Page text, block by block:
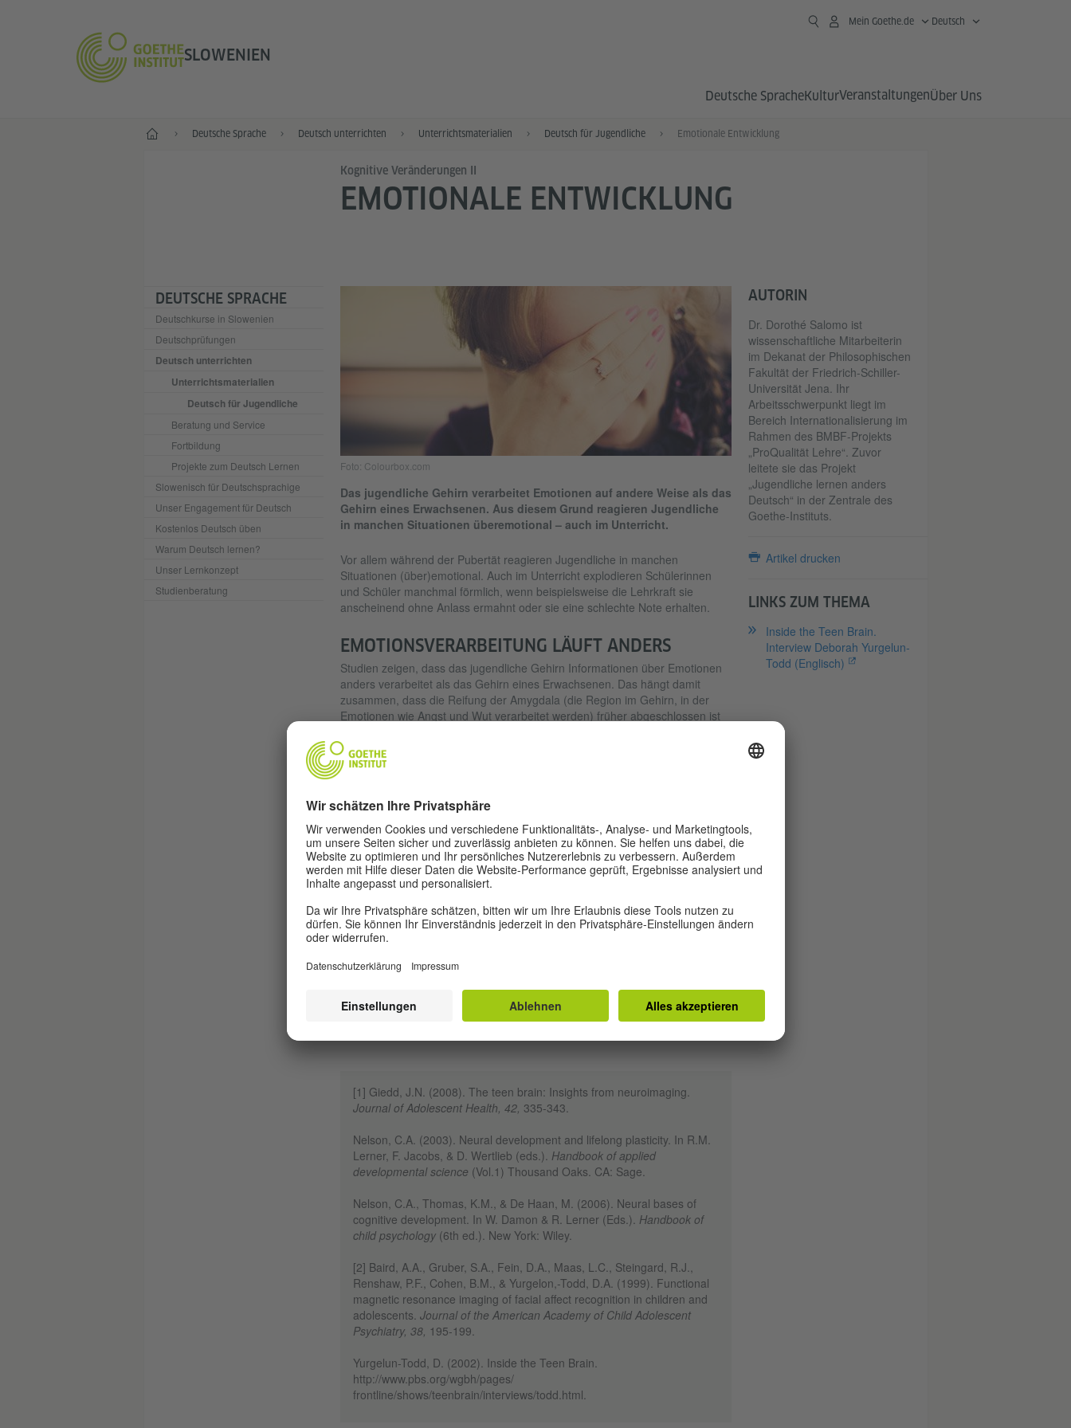
SLOWENIEN
Mein Goethe.de Deutsch
Deutsche SpracheKulturVeranstaltungenÜber Uns
Start Deutsche Sprache Deutsch unterrichten Unterrichtsmaterialien Deutsch für Jugendliche Emotionale Entwicklung
DEUTSCHE SPRACHE
Deutschkurse in Slowenien
Deutschprüfungen
Deutsch unterrichten
Unterrichtsmaterialien
Deutsch für Jugendliche
Beratung und Service
Fortbildung
Projekte zum Deutsch Lernen
Slowenisch für Deutschsprachige
Unser Engagement für Deutsch
Kostenlos Deutsch üben
Warum Deutsch lernen?
Unser Lernkonzept
Studienberatung
Kognitive Veränderungen II
EMOTIONALE ENTWICKLUNG
Foto: Colourbox.com
Das jugendliche Gehirn verarbeitet Emotionen auf andere Weise als das
Gehirn eines Erwachsenen. Aus diesem Grund reagieren Jugendliche
in manchen Situationen überemotional – auch im Unterricht.
Vor allem während der Pubertät reagieren Jugendliche in manchen
Situationen (über)emotional. Auch im Unterricht explodieren Schülerinnen
und Schüler manchmal förmlich, wenn beispielsweise die Lehrkraft sie
anscheinend ohne Anlass ermahnt oder sie eine schlechte Note erhalten.
EMOTIONSVERARBEITUNG LÄUFT ANDERS
Studien zeigen, dass das jugendliche Gehirn Informationen über Emotionen
anders verarbeitet als das Gehirn eines Erwachsenen. Das hängt damit
zusammen, dass die Reifung der Amygdala (die Region im Gehirn, in der
Emotionen wie Angst und Wut verarbeitet werden) früher abgeschlossen ist
sehr starke Emotionen zu entwickeln, ist der präfrontale Cortex noch nicht
soweit entwickelt, dass er diese Emotionen steuern und kontrollieren kann.
Erwachsene vollkommen logisch und überzeugend sind. [2]
EMOTIONEN IM UNTERRICHT
Im Unterricht ist dieses Verhalten der Jugendlichen oft nicht einfach für
Lehrkräfte. Am besten ist es, den Emotionen und Launen der Lernenden mit
Geduld und Toleranz zu begegnen, solange sie damit nicht die anderen
Schülerinnen und Schüler behindern oder das Lernen negativ beeinflussen.
Andernfalls sollten die Lernenden freundlich aber bestimmt darauf
hat. Zudem kann unangenehmen Situationen vorgebeugt werden, indem
Angst, Ärger und Enttäuschung umgehen können.
[1] Giedd, J.N. (2008). The teen brain: Insights from neuroimaging.
Journal of Adolescent Health, 42, 335-343.
Nelson, C.A. (2003). Neural development and lifelong plasticity. In R.M.
Lerner, F. Jacobs, & D. Wertlieb (eds.). Handbook of applied
developmental science (Vol.1) Thousand Oaks. CA: Sage.
Nelson, C.A., Thomas, K.M., & De Haan, M. (2006). Neural bases of
cognitive development. In W. Damon & R. Lerner (Eds.). Handbook of
child psychology(6th ed.). New York: Wiley.
[2] Baird, A.A., Gruber, S.A., Fein, D.A., Maas, L.C., Steingard, R.J.,
Renshaw, P.F., Cohen, B.M., & Yurgelon,-Todd, D.A. (1999). Functional
magnetic resonance imaging of facial affect recognition in children and
adolescents. Journal of the American Academy of Child Adolescent
Psychiatry, 38, 195-199.
Yurgelun-Todd, D. (2002). Inside the Teen Brain.
http://www.pbs.org/wgbh/pages/
frontline/shows/teenbrain/interviews/todd.html.
AUTORIN
Dr. Dorothé Salomo ist
wissenschaftliche Mitarbeiterin
im Dekanat der Philosophischen
Fakultät der Friedrich-Schiller-
Universität Jena. Ihr
Arbeitsschwerpunkt liegt im
Bereich Internationalisierung im
Rahmen des BMBF-Projekts
„ProQualität Lehre“. Zuvor
leitete sie das Projekt
„Jugendliche lernen anders
Deutsch“ in der Zentrale des
Goethe-Instituts.
Artikel drucken
LINKS ZUM THEMA
Inside the Teen Brain.
Interview Deborah Yurgelun-
Todd (Englisch)